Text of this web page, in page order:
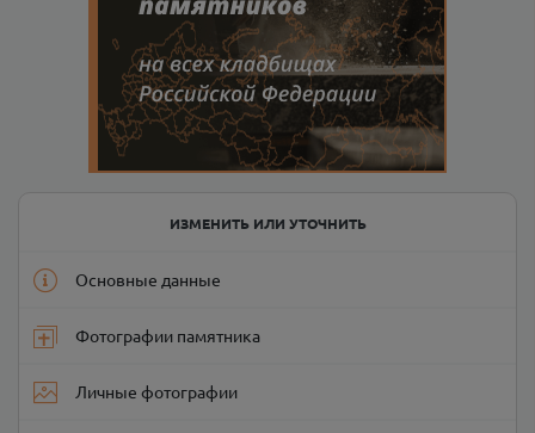
ИЗМЕНИТЬ ИЛИ УТОЧНИТЬ
Основные данные
Фотографии памятника
Личные фотографии